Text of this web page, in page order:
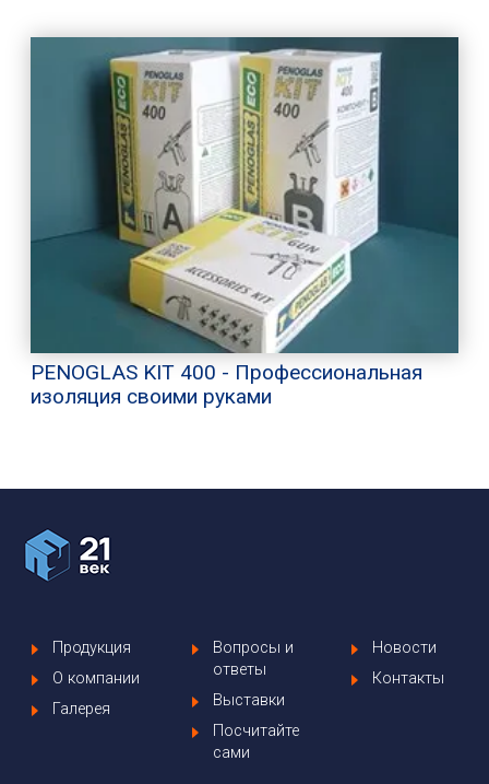
PENOGLAS KIT 400 - Профессиональная
изоляция своими руками
Продукция
О компании
Галерея
Вопросы и
ответы
Выставки
Посчитайте
сами
Новости
Контакты